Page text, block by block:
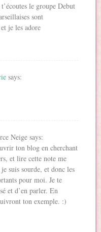
le groupe Debut
sont
je les adore
says:
Neige says:
ton blog en cherchant
et lire cette note me
suis sourde, et donc les
pour moi. Je te
et d’en parler. En
ton exemple. :)